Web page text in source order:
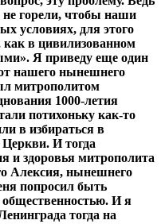
не горели, чтобы наши
условиях, для этого
в цивилизованном
Я приведу еще один
нашего нынешнего
митрополитом
1000-летия
потихоньку как-то
в избираться в
И тогда
и здоровья митрополита
Алексия, нынешнего
попросил быть
И я
тогда на